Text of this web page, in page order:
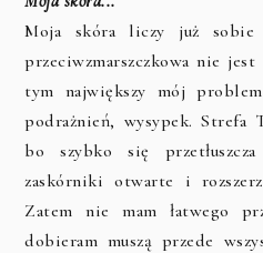
Moja skóra liczy już
przeciwzmarszczkowa nie
tym największy mój
podrażnień, wysypek. Strefa
bo szybko się
zaskórniki otwarte i
Zatem nie mam łatwego
dobieram muszą przede